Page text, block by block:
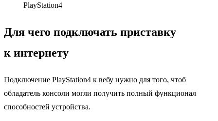
PlayStation4
Для чего подключать приставку
к интернету
Подключение PlayStation4 к вебу нужно для того, чтоб
обладатель консоли могли получить полный функционал
способностей устройства.